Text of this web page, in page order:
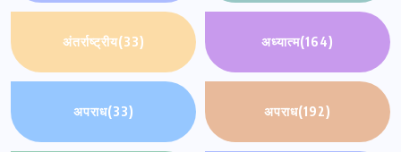
अंतर्राष्ट्रीय(33) अध्यात्म(164)
अपराध(33) अपराध(192)